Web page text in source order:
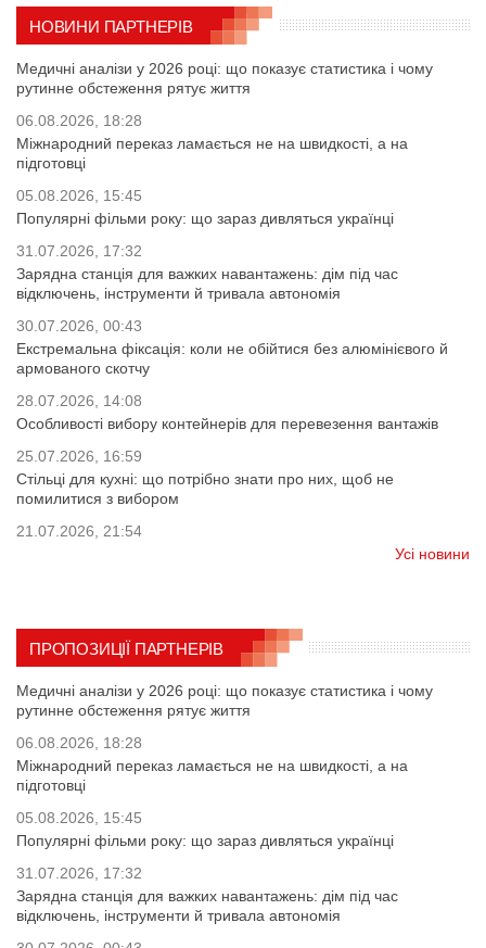
НОВИНИ ПАРТНЕРІВ
Медичні аналізи у 2026 році: що показує статистика і чому
рутинне обстеження рятує життя
06.08.2026, 18:28
Міжнародний переказ ламається не на швидкості, а на
підготовці
05.08.2026, 15:45
Популярні фільми року: що зараз дивляться українці
31.07.2026, 17:32
Зарядна станція для важких навантажень: дім під час
відключень, інструменти й тривала автономія
30.07.2026, 00:43
Екстремальна фіксація: коли не обійтися без алюмінієвого й
армованого скотчу
28.07.2026, 14:08
Особливості вибору контейнерів для перевезення вантажів
25.07.2026, 16:59
Стільці для кухні: що потрібно знати про них, щоб не
помилитися з вибором
21.07.2026, 21:54
Усі новини
ПРОПОЗИЦІЇ ПАРТНЕРІВ
Медичні аналізи у 2026 році: що показує статистика і чому
рутинне обстеження рятує життя
06.08.2026, 18:28
Міжнародний переказ ламається не на швидкості, а на
підготовці
05.08.2026, 15:45
Популярні фільми року: що зараз дивляться українці
31.07.2026, 17:32
Зарядна станція для важких навантажень: дім під час
відключень, інструменти й тривала автономія